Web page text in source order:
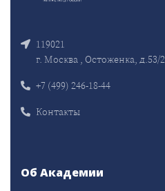
119021
г. Москва , Остоженка, д.53/
+7 (499) 246-18-44
Контакты
Об Академии